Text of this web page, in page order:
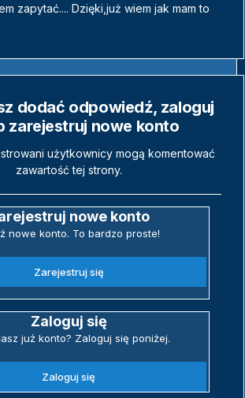
zapytać.... Dzięki,już wiem jak mam to
dodać odpowiedź, zaloguj
zarejestruj nowe konto
użytkownicy mogą komentować
zawartość tej strony.
nowe konto
nowe konto. To bardzo proste!
Zarejestruj się
Zaloguj się
już konto? Zaloguj się poniżej.
Zaloguj się